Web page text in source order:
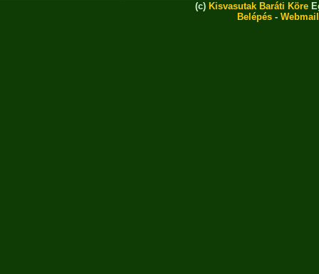
(c) Kisvasutak Baráti Köre
Belépés - Webmail